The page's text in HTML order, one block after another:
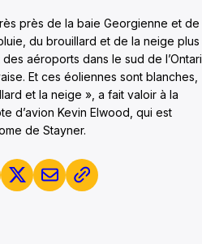
près de la baie Georgienne et de
du brouillard et de la neige plus
aéroports dans le sud de
Et ces éoliennes sont blanches,
et la neige », a fait valoir à la
d’avion Kevin Elwood, qui est
de Stayner.